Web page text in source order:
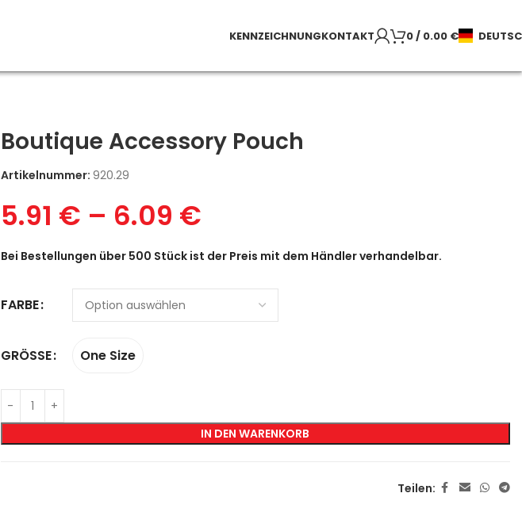
KENNZEICHNUNG
Transfer-Siebdruck
KONTAKT 0/ 0.00 €
Boutique Accessory Pouch
Artikelnummer: 920.29
5.91 € – 6.09 €
Bei Bestellungen über 500 Stück ist der Preis mit dem Händler verhandelbar.
FARBE
GRÖSSE One Size
IN DEN WARENKORB
Teilen: